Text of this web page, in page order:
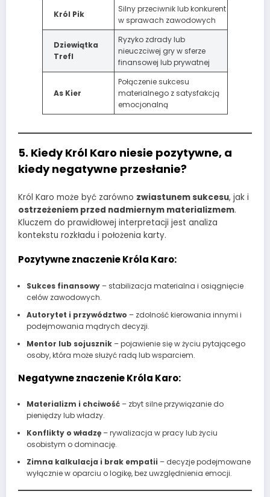
Król Pik
Silny przeciwnik lub konkurent
w sprawach zawodowych
Dziewiątka
Trefl
Ryzyko zdrady lub
nieuczciwej gry w sferze
finansowej lub prywatnej
As Kier
Połączenie sukcesu
materialnego z satysfakcją
emocjonalną
5. Kiedy Król Karo niesie pozytywne, a
kiedy negatywne przesłanie?
Król Karo może być zarówno zwiastunem sukcesu, jak i
ostrzeżeniem przed nadmiernym materializmem.
Kluczem do prawidłowej interpretacji jest analiza
kontekstu rozkładu i położenia karty.
Pozytywne znaczenie Króla Karo:
Sukces finansowy– stabilizacja materialna i osiągnięcie
celów zawodowych.
Autorytet i przywództwo – zdolność kierowania innymi i
podejmowania mądrych decyzji.
Mentor lub sojusznik– pojawienie się w życiu pytającego
osoby, która może służyć radą lub wsparciem.
Negatywne znaczenie Króla Karo:
Materializm i chciwość– zbyt silne przywiązanie do
pieniędzy lub władzy.
Konflikty o władzę– rywalizacja w pracy lub życiu
osobistym o dominację.
Zimna kalkulacja i brak empatii – decyzje podejmowane
wyłącznie w oparciu o logikę, bez uwzględnienia emocji.